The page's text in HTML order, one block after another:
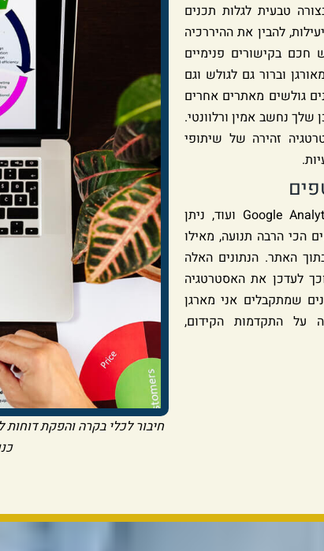
טבעית לגלות תכנים
להבין את ההיררכיה
חכם בקישורים פנימיים
וברור גם לגולש וגם
גולשים מאתרים אחרים
נחשב אמין ורלוונטי.
זהירה של שיתופי
באמצעות כלים כמו Google Analytics, Google Search Console ועוד, ניתן
הכי הרבה תנועה, מאילו
האתר. הנתונים האלה
לעדכן את האסטרטגיה
שמתקבלים אני מארגן
על התקדמות הקידום,
חיבור לכלי בקרה והפקת